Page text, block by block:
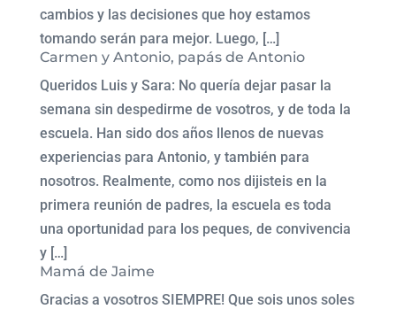
cambios y las decisiones que hoy estamos
tomando serán para mejor. Luego, […]
Carmen y Antonio, papás de Antonio
Queridos Luis y Sara: No quería dejar pasar la
semana sin despedirme de vosotros, y de toda la
escuela. Han sido dos años llenos de nuevas
experiencias para Antonio, y también para
nosotros. Realmente, como nos dijisteis en la
primera reunión de padres, la escuela es toda
una oportunidad para los peques, de convivencia
y […]
Mamá de Jaime
Gracias a vosotros SIEMPRE! Que sois unos soles